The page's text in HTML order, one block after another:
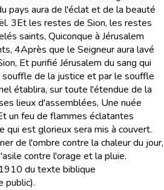
pays aura de l'éclat et de la beauté
3Et les restes de Sion, les restes
saints, Quiconque à Jérusalem
4Après que le Seigneur aura lavé
Et purifié Jérusalem du sang qui
de la justice et par le souffle
établira, sur toute l'étendue de la
lieux d'assemblées, Une nuée
un feu de flammes éclatantes
qui est glorieux sera mis à couvert.
de l'ombre contre la chaleur du jour,
contre l'orage et la pluie.
du texte biblique
public).